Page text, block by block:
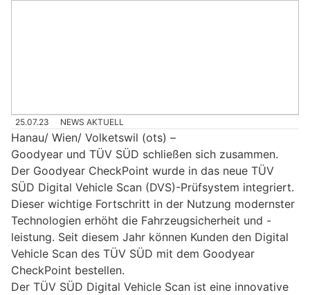
25.07.23 NEWS AKTUELL
Hanau/ Wien/ Volketswil (ots) –
Goodyear und TÜV SÜD schließen sich zusammen.
Der Goodyear CheckPoint wurde in das neue TÜV
SÜD Digital Vehicle Scan (DVS)-Prüfsystem integriert.
Dieser wichtige Fortschritt in der Nutzung modernster
Technologien erhöht die Fahrzeugsicherheit und -
leistung. Seit diesem Jahr können Kunden den Digital
Vehicle Scan des TÜV SÜD mit dem Goodyear
CheckPoint bestellen.
Der TÜV SÜD Digital Vehicle Scan ist eine innovative